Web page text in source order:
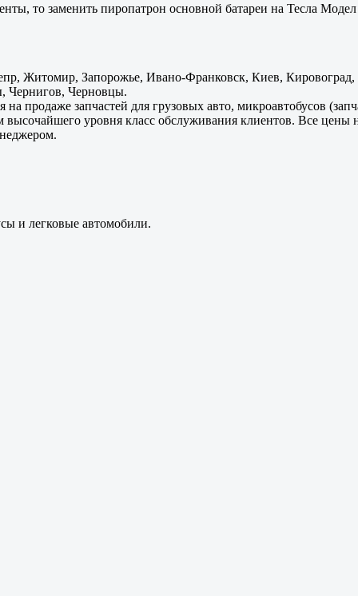
то заменить пиропатрон основной батареи на Тесла
Житомир, Запорожье, Ивано-Франковск, Киев,
Чернигов, Черновцы.
на продаже запчастей для грузовых авто, микроавтобусов
высочайшего уровня класс обслуживания клиентов. Все
и легковые автомобили.